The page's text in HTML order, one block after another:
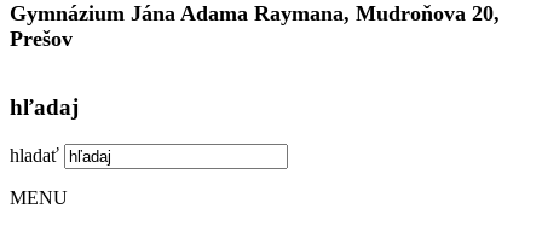
Gymnázium Jána Adama Raymana, Mudroňova 20,
Prešov
hľadaj
hladať
MENU